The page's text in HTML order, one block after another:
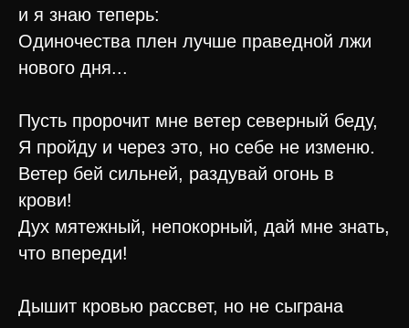
и я знаю теперь:
Одиночества плен лучше праведной лжи
нового дня...
Пусть пророчит мне ветер северный беду,
Я пройду и через это, но себе не изменю.
Ветер бей сильней, раздувай огонь в
крови!
Дух мятежный, непокорный, дай мне знать,
что впереди!
Дышит кровью рассвет, но не сыграна